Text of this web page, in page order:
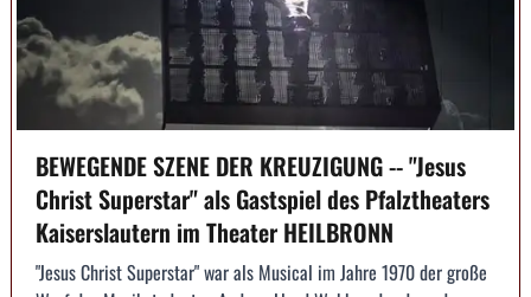
BEWEGENDE SZENE DER KREUZIGUNG -- "Jesus
Christ Superstar" als Gastspiel des Pfalztheaters
Kaiserslautern im Theater HEILBRONN
"Jesus Christ Superstar" war als Musical im Jahre 1970 der große